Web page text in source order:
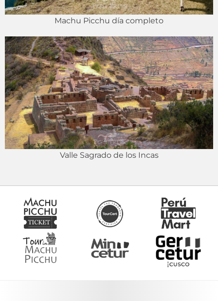
Machu Picchu día completo
Valle Sagrado de los Incas